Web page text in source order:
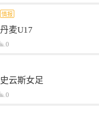
情报
丹麦U17
0
史云斯女足
0